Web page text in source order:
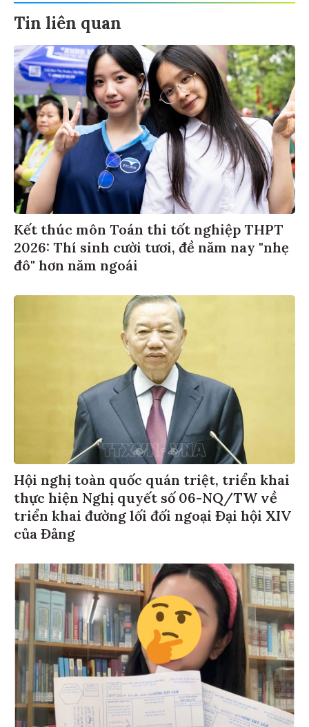
Tin liên quan
Kết thúc môn Toán thi tốt nghiệp THPT
2026: Thí sinh cười tươi, đề năm nay "nhẹ
đô" hơn năm ngoái
Hội nghị toàn quốc quán triệt, triển khai
thực hiện Nghị quyết số 06-NQ/TW về
triển khai đường lối đối ngoại Đại hội XIV
của Đảng